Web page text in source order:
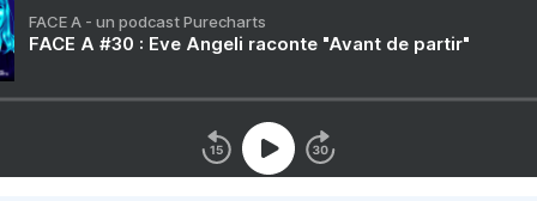
FACE A - un podcast Purecharts
FACE A #30 : Eve Angeli raconte "Avant de partir"